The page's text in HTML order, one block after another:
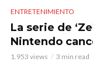
ENTRETENIMIENTO
La serie de
Nintendo
1.953 views 3 min read